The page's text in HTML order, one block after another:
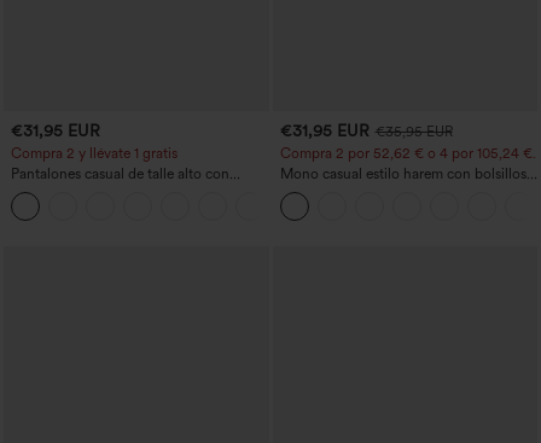
€31,95 EUR
Compra 2 y llévate 1 gratis
Pantalones casual de talle alto con
cordón, pernera ancha, en mezcla de
lino y con bolsillos
€31,95 EUR €35,95 EUR
Compra 2 por 52,62 € o 4 por 105,24 €.
Mono casual estilo harem con bolsillos y
escote en U - Edición Easy Peezy